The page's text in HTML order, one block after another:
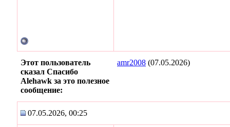
Этот пользователь
сказал Спасибо
Alehawk за это полезное
сообщение:
amr2008 (07.05.2026)
07.05.2026, 00:25